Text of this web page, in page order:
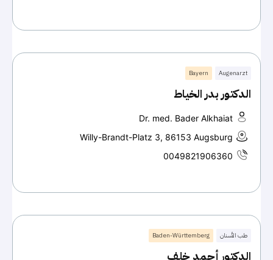
Augenarzt
Bayern
الدكتور بدر الخياط
Dr. med. Bader Alkhaiat
Willy-Brandt-Platz 3, 86153 Augsburg
0049821906360
طب الأسنان Baden-Württemberg
الدكتور أحمد خلف